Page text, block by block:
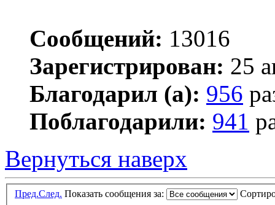
Сообщений: 13016
Зарегистрирован: 25
Благодарил (а): 956
Поблагодарили: 941
Вернуться наверх
Пред.След. Показать сообщения за: